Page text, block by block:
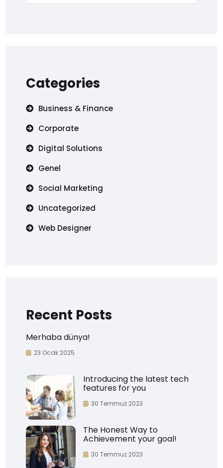
Categories
Business & Finance
Corporate
Digital Solutions
Genel
Social Marketing
Uncategorized
Web Designer
Recent Posts
Merhaba dünya!
23 Ocak 2025
Introducing the latest tech
features for you
30 Temmuz 2023
The Honest Way to
Achievement your goal!
30 Temmuz 2023